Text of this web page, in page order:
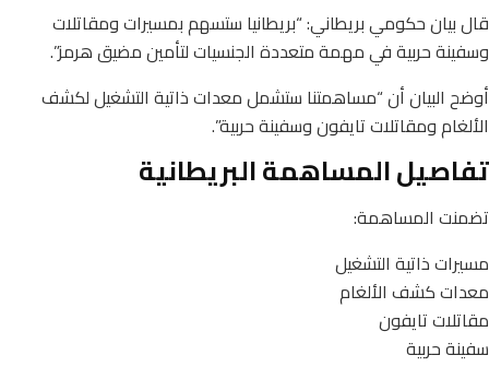
قال بيان حكومي بريطاني: “بريطانيا ستسهم بمسيرات ومقاتلات
وسفينة حربية في مهمة متعددة الجنسيات لتأمين مضيق هرمز”.
أوضح البيان أن “مساهمتنا ستشمل معدات ذاتية التشغيل لكشف
الألغام ومقاتلات تايفون وسفينة حربية”.
تفاصيل المساهمة البريطانية
تضمنت المساهمة:
مسيرات ذاتية التشغيل
معدات كشف الألغام
مقاتلات تايفون
سفينة حربية